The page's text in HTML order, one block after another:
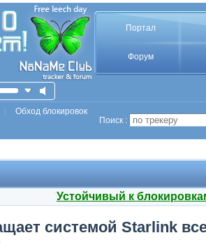
Портал
Форум
Обход блокировок
Поиск :
Устойчивый к
системой Starlink